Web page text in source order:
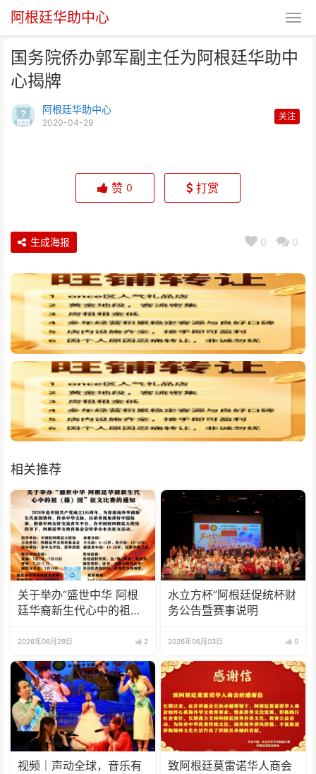
阿根廷华助中心
​国务院侨办郭军副主任为阿根廷华助中
心揭牌
阿根廷华助中心
2020-04-29
关注
赞 0 打赏
0 0
生成海报
相关推荐
关于举办“盛世中华 阿根
廷华裔新生代心中的祖
2026年06月29日 2
水立方杯”阿根廷促统杯财
务公告暨赛事说明
2026年06月03日 0
视频｜声动全球，音乐有
致阿根廷莫雷诺华人商会